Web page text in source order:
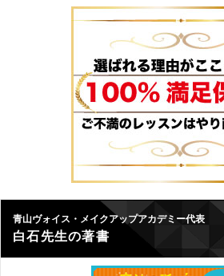
青山ヴォイス・メイクアップアカデミー代表
白石先生の著書